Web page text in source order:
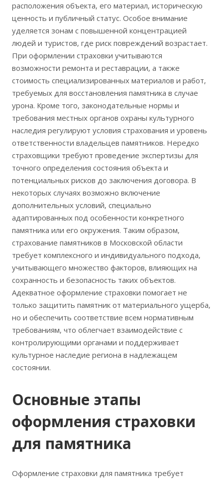
расположения объекта‚ его материал‚ историческую
ценность и публичный статус. Особое внимание
уделяется зонам с повышенной концентрацией
людей и туристов‚ где риск повреждений возрастает.
При оформлении страховки учитываются
возможности ремонта и реставрации‚ а также
стоимость специализированных материалов и работ‚
требуемых для восстановления памятника в случае
урона. Кроме того‚ законодательные нормы и
требования местных органов охраны культурного
наследия регулируют условия страхования и уровень
ответственности владельцев памятников. Нередко
страховщики требуют проведение экспертизы для
точного определения состояния объекта и
потенциальных рисков до заключения договора. В
некоторых случаях возможно включение
дополнительных условий‚ специально
адаптированных под особенности конкретного
памятника или его окружения. Таким образом‚
страхование памятников в Московской области
требует комплексного и индивидуального подхода‚
учитывающего множество факторов‚ влияющих на
сохранность и безопасность таких объектов.
Адекватное оформление страховки помогает не
только защитить памятник от материального ущерба‚
но и обеспечить соответствие всем нормативным
требованиям‚ что облегчает взаимодействие с
контролирующими органами и поддерживает
культурное наследие региона в надлежащем
состоянии.
Основные этапы
оформления страховки
для памятника
Оформление страховки для памятника требует